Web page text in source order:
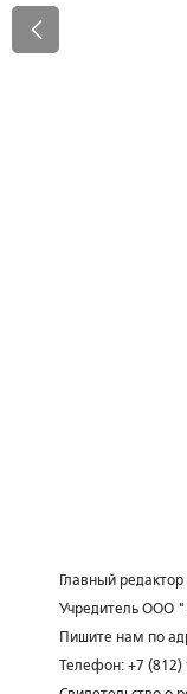
Главный
Учредитель ООО
Пишите нам по
Телефон: +7 (812)